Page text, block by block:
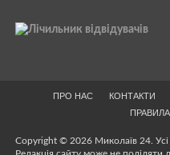
ПРО НАС КОНТАКТИ
Copyright © 2026 Миколаїв 24. Усі